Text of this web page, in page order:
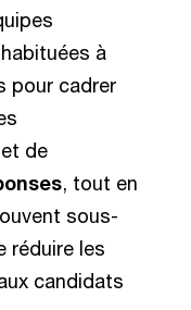
à
pour cadrer
de
, tout en
sous-
réduire les
candidats